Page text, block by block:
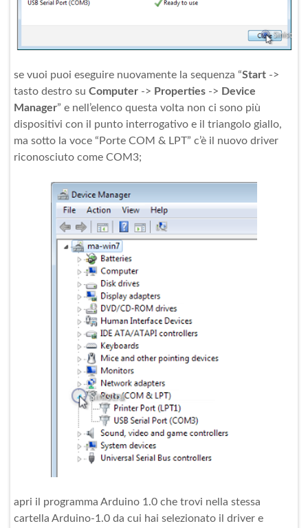
se vuoi puoi eseguire nuovamente la sequenza “Start ->
tasto destro su Computer -> Properties -> Device
Manager” e nell’elenco questa volta non ci sono più
dispositivi con il punto interrogativo e il triangolo giallo,
ma sotto la voce “Porte COM & LPT” c’è il nuovo driver
riconosciuto come COM3;
apri il programma Arduino 1.0 che trovi nella stessa
cartella Arduino-1.0 da cui hai selezionato il driver e